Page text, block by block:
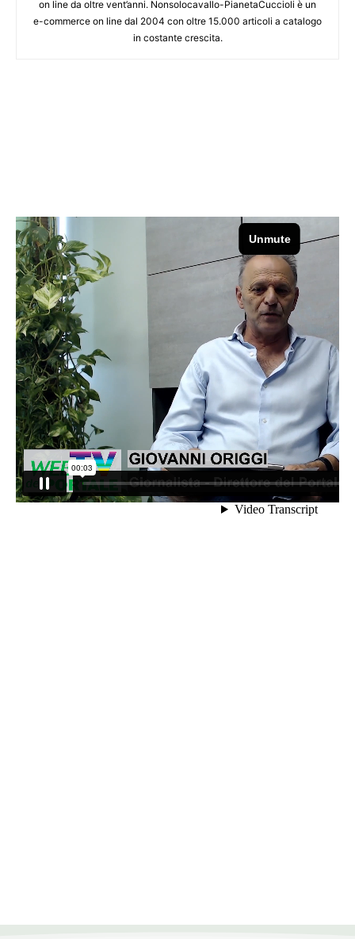
on line da oltre vent’anni. Nonsolocavallo-PianetaCuccioli è un
e-commerce on line dal 2004 con oltre 15.000 articoli a catalogo
in costante crescita.